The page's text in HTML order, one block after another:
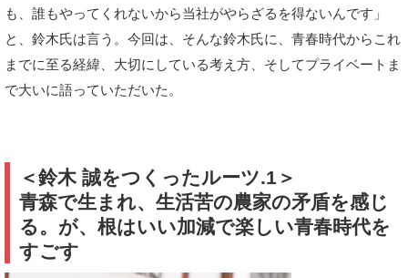
も、誰もやってくれないから当社がやらざるを得ないんです」
と、鈴木氏は言う。今回は、そんな鈴木氏に、青春時代からこれ
までに至る経緯、大切にしている考え方、そしてプライベートま
で大いに語っていただいた。
＜鈴木 誠をつくったルーツ.1＞
青森で生まれ、生活苦の農家の矛盾を感じ
る。が、根はいい加減で楽しい青春時代を
すごす